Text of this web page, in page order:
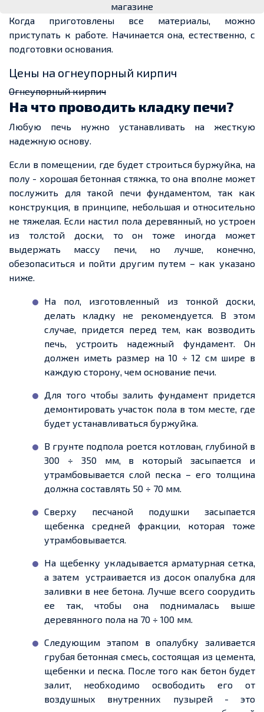
магазине
Когда приготовлены все материалы, можно
приступать к работе. Начинается она, естественно, с
подготовки основания.
Цены на огнеупорный кирпич
Огнеупорный кирпич
На что проводить кладку печи?
Любую печь нужно устанавливать на жесткую
надежную основу.
Если в помещении, где будет строитьсябуржуйка, на
полу - хорошая бетонная стяжка, то она вполне может
послужить для такой печи фундаментом, так как
конструкция, в принципе, небольшая и относительно
не тяжелая. Если настил пола деревянный, но устроен
из толстой доски, то он тоже иногда может
выдержать массу печи, но лучше, конечно,
обезопаситься и пойти другим путем – как указано
ниже.
На пол, изготовленный из тонкой доски,
делать кладку не рекомендуется. В этом
случае, придетсяперед тем, как возводить
печь, устроить надежный фундамент. Он
должен иметь размер на 10 ÷ 12 см шире в
каждую сторону, чем основание печи.
Для того чтобы залить фундамент придется
демонтировать участок пола в том месте, где
будет устанавливаться буржуйка.
В грунте подпола роется котлован, глубиной в
300 ÷ 350 мм, в который засыпается и
утрамбовывается слой песка – его толщина
должна составлять 50 ÷ 70 мм.
Сверху песчаной подушки засыпается
щебенка средней фракции, которая тоже
утрамбовывается.
На щебенку укладывается арматурная сетка,
а затем
устраивается из досок опалубка для
заливки в нее бетона. Лучше всего соорудить
ее так, чтобы она поднималась выше
деревянного пола на 70 ÷ 100 мм.
Следующим этапом в опалубку заливается
грубая бетонная смесь, состоящая из цемента,
щебенки и песка. После того как бетон будет
залит, необходимо освободить его от
воздушных внутренних пузырей - это